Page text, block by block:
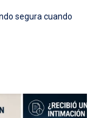
segura cuando